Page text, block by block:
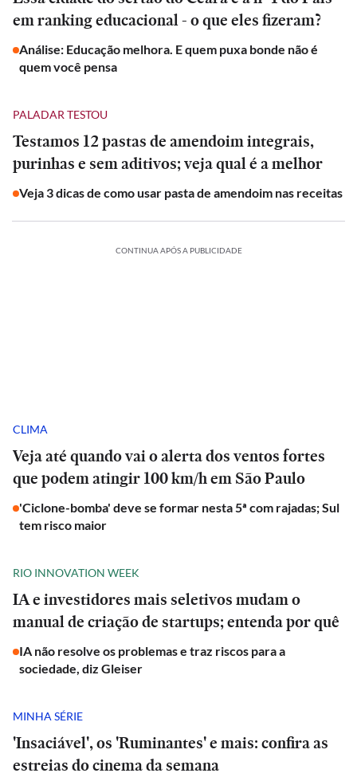
em ranking educacional - o que eles fizeram?
Análise: Educação melhora. E quem puxa bonde não é
quem você pensa
PALADAR TESTOU
Testamos 12 pastas de amendoim integrais,
purinhas e sem aditivos; veja qual é a melhor
Veja 3 dicas de como usar pasta de amendoim nas receitas
CONTINUA APÓS A PUBLICIDADE
CLIMA
Veja até quando vai o alerta dos ventos fortes
que podem atingir 100 km/h em São Paulo
'Ciclone-bomba' deve se formar nesta 5ª com rajadas; Sul
tem risco maior
RIO INNOVATION WEEK
IA e investidores mais seletivos mudam o
manual de criação de startups; entenda por quê
IA não resolve os problemas e traz riscos para a
sociedade, diz Gleiser
MINHA SÉRIE
'Insaciável', os 'Ruminantes' e mais: confira as
estreias do cinema da semana